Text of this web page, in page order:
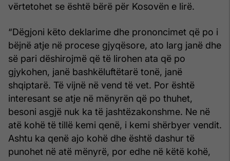
vërtetohet se është bërë për Kosovën e lirë.
“Dëgjoni këto deklarime dhe prononcimet që po i
bëjnë atje në procese gjyqësore, ato larg janë dhe
së pari dëshirojmë që të lirohen ata që po
gjykohen, janë bashkëluftëtarë tonë, janë
shqiptarë. Të vijnë në vend të vet. Por është
interesant se atje në mënyrën që po thuhet,
besoni asgjë nuk ka të jashtëzakonshme. Ne në
atë kohë të tillë kemi qenë, i kemi shërbyer vendit.
Ashtu ka qenë ajo kohë dhe është dashur të
punohet në atë mënyrë, por edhe në këtë kohë,